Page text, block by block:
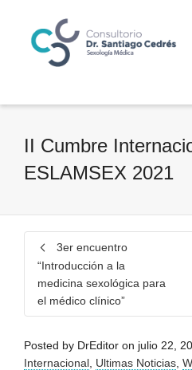
II Cumbre
ESLAMSEX 2021
3er encuentro
“Introducción a la
medicina sexológica para
el médico clínico”
Posted by DrEditor on julio 22,
Internacional Ultimas Noticias